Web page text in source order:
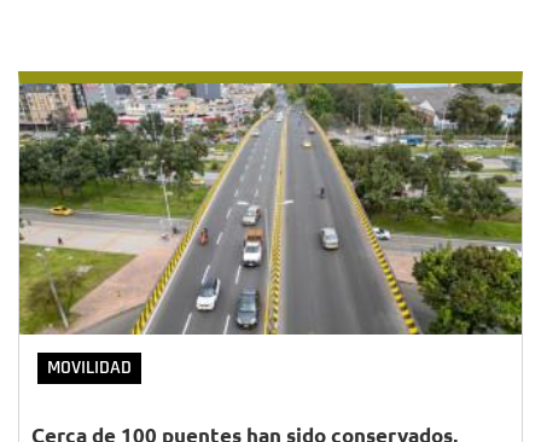
MOVILIDAD
Cerca de 100 puentes han sido conservados,